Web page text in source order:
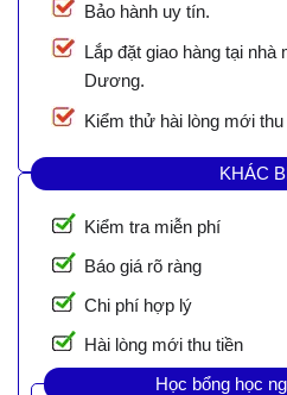
Bảo hành uy tín.
Lắp đặt giao hàng tại
Dương.
Kiểm thử hài lòng mới thu
KHÁC
Kiểm tra miễn phí
Báo giá rõ ràng
Chi phí hợp lý
Hài lòng mới thu tiền
Học bổng học